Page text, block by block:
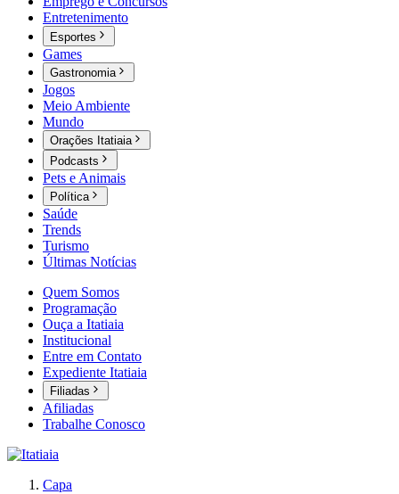
Entretenimento
Esportes
Games
Gastronomia
Jogos
Meio Ambiente
Mundo
Orações Itatiaia
Podcasts
Pets e Animais
Política
Saúde
Trends
Turismo
Últimas Notícias
Quem Somos
Programação
Ouça a Itatiaia
Institucional
Entre em Contato
Expediente Itatiaia
Filiadas
Afiliadas
Trabalhe Conosco
Capa